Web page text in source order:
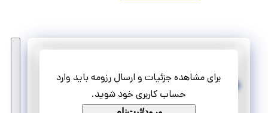
برای مشاهده جزئیات و ارسال رزومه باید وارد
حساب کاربری خود شوید.
کارآموزی دیجیتال مارکتینگ
تمام وقت پاره وقت